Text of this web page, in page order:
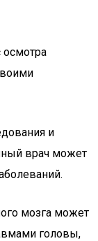
осмотра
и
врач может
мозга может
головы,